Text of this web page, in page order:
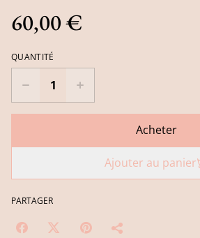
60,00 €
QUANTITÉ
Acheter
Ajouter au panier
PARTAGER